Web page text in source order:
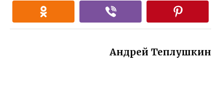
Андрей Теплушкин